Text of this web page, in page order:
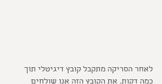
לאחר הסריקה מתקבל קובץ דיגיטלי תוך
כמה דקות. את הקובץ הזה אנו שולחים